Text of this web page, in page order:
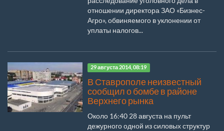
отношении директора ЗАО «Бизнес-
Агро», обвиняемого в уклонении от
уплаты налогов...
29 августа 2014, 08:19
В Ставрополе неизвестный
сообщил о бомбе в районе
Верхнего рынка
Около 16:40 28 августа на пульт
дежурного одной из силовых структур